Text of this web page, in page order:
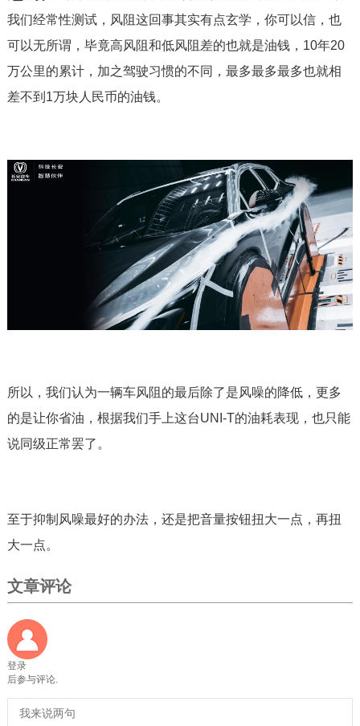
我们经常性测试，风阻这回事其实有点玄学，你可以信，也
可以无所谓，毕竟高风阻和低风阻差的也就是油钱，10年20
万公里的累计，加之驾驶习惯的不同，最多最多最多也就相
差不到1万块人民币的油钱。
所以，我们认为一辆车风阻的最后除了是风噪的降低，更多
的是让你省油，根据我们手上这台UNI-T的油耗表现，也只能
说同级正常罢了。
至于抑制风噪最好的办法，还是把音量按钮扭大一点，再扭
大一点。
文章评论
登录
后参与评论.